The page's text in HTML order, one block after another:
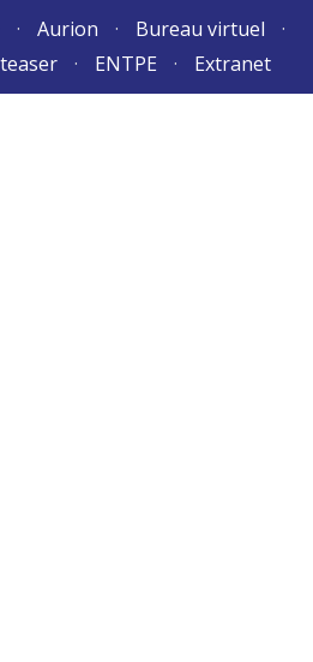
Aurion
Bureau virtuel
ENTPE Extranet